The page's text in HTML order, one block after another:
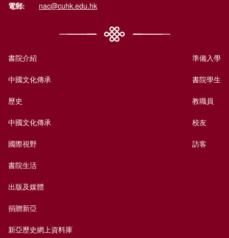
電郵: nac@cuhk.edu.hk
書院介紹
中國文化傳承
歷史
中國文化傳承
國際視野
書院生活
出版及媒體
捐贈新亞
新亞歷史網上資料庫
準備入學
書院學生
教職員
校友
訪客